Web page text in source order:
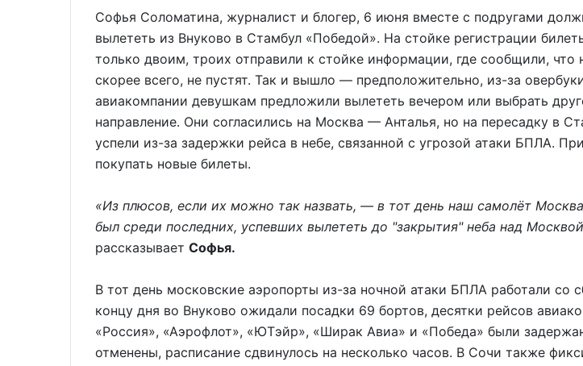
Софья Соломатина, журналист и блогер, 6 июня вместе с подругами
вылететь из Внуково в Стамбул «Победой». На стойке регистрации
только двоим, троих отправили к стойке информации, где сообщили, что
скорее всего, не пустят. Так и вышло — предположительно, из-за
авиакомпании девушкам предложили вылететь вечером или выбрать
направление. Они согласились на Москва — Анталья, но на пересадку в
успели из-за задержки рейса в небе, связанной с угрозой атаки БПЛА.
покупать новые билеты.
«Из плюсов, если их можно так назвать, — в тот день наш самолёт
был среди последних, успевших вылететь до "закрытия" неба над
рассказывает Софья.
В тот день московские аэропорты из-за ночной атаки БПЛА работали со
концу дня во Внуково ожидали посадки 69 бортов, десятки рейсов
«Россия», «Аэрофлот», «ЮТэйр», «Ширак Авиа» и «Победа» были
отменены, расписание сдвинулось на несколько часов. В Сочи также